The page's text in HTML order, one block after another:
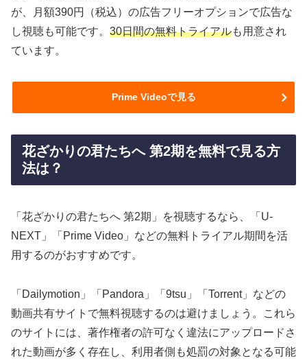
が、月額390円（税込）の広告フリーオプションで広告な
し視聴も可能です。 30日間の無料トライアルも用意され
ています。
Prime Videoで見る
花ざかりの君たちへ 第2期を無料で見る方
法は？
「花ざかりの君たちへ 第2期」を視聴するなら、「U-
NEXT」「Prime Video」などの無料トライアル期間を活
用するのがおすすめです。
「Dailymotion」「Pandora」「9tsu」「Torrent」などの
動画共有サイトで無料視聴するのは避けましょう。これら
のサイトには、著作権者の許可なく違法にアップロードさ
れた動画が多く存在し、利用者側も処罰の対象となる可能